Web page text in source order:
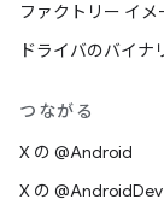
ファクトリー イメ
ドライバのバイナ
つながる
X の @Android
X の @AndroidDev